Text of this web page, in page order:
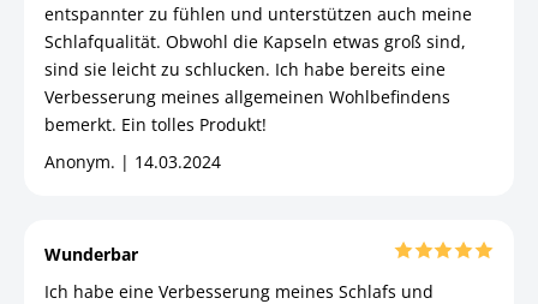
entspannter zu fühlen und unterstützen auch meine
Schlafqualität. Obwohl die Kapseln etwas groß sind,
sind sie leicht zu schlucken. Ich habe bereits eine
Verbesserung meines allgemeinen Wohlbefindens
bemerkt. Ein tolles Produkt!
Anonym. | 14.03.2024
Wunderbar
Ich habe eine Verbesserung meines Schlafs und